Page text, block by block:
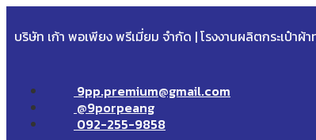
บริษัท เก้า พอเพียง พรีเมี่ยม จำกัด | โรงงานผลิตกระเป๋า
9pp.premium@gmail.com
@9porpeang
092-255-9858